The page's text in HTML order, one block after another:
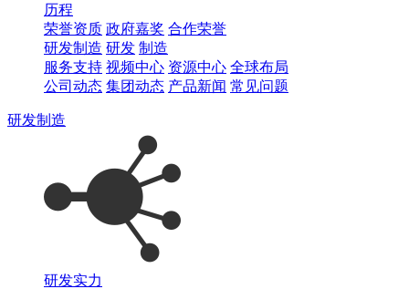
历程
荣誉资质 政府嘉奖 合作荣誉
研发制造 研发 制造
服务支持 视频中心 资源中心 全球布局
公司动态 集团动态 产品新闻 常见问题
研发制造
研发实力